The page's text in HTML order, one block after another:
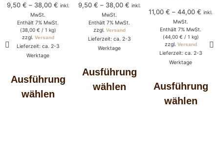
9,50 € – 38,00 € inkl.
MwSt.
Enthält 7% MwSt.
(38,00 € / 1 kg)
zzgl. Versand
Lieferzeit: ca. 2-3
Werktage
Ausführung
wählen
9,50 € – 38,00 € inkl.
MwSt.
Enthält 7% MwSt.
zzgl. Versand
Lieferzeit: ca. 2-3
Werktage
Ausführung
wählen
11,00€ –44,00€ inkl.
MwSt.
Enthält 7% MwSt.
(44,00 € / 1 kg)
zzgl. Versand
Lieferzeit: ca. 2-3
Werktage
Ausführung
wählen